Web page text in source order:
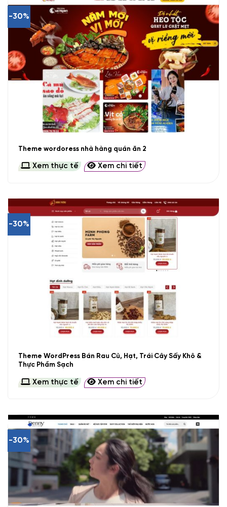
-30%
Theme wordoress nhà hàng quán ăn 2
Xem thực tế Xem chi tiết
-30%
Theme WordPress Bán Rau Củ, Hạt, Trái Cây Sấy Khô &
Thực Phẩm Sạch
Xem thực tế Xem chi tiết
-30%